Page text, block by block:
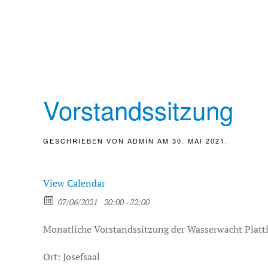
Vorstandssitzung
GESCHRIEBEN VON ADMIN AM 30. MAI 2021 .
View Calendar
07/06/2021 20:00 - 22:00
Monatliche Vorstandssitzung der Wasserwacht
Ort: Josefsaal